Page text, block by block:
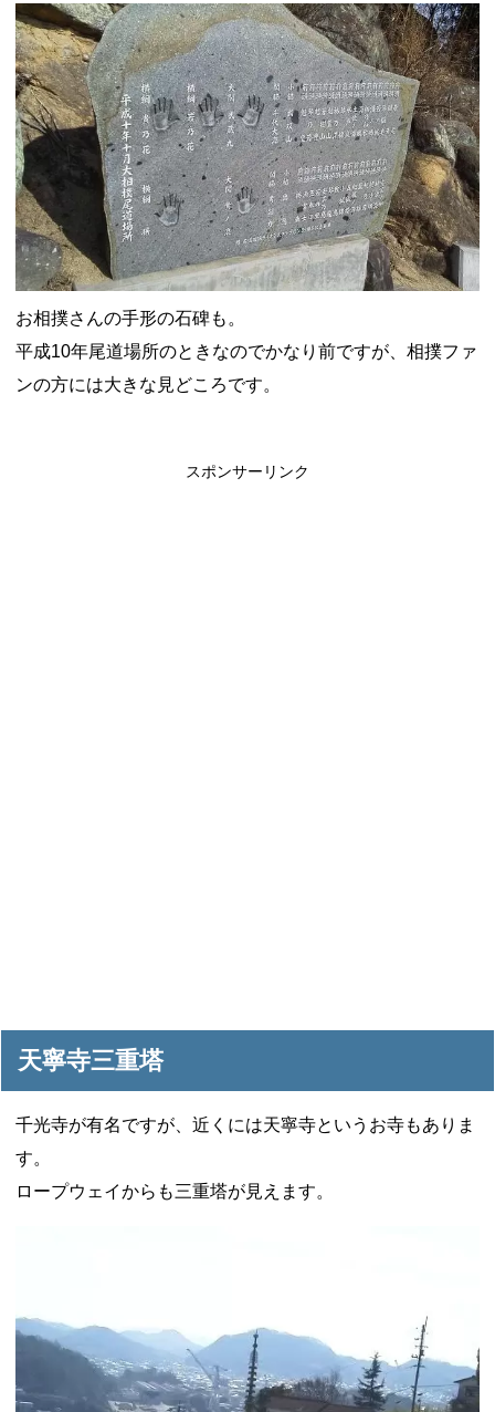
お相撲さんの手形の石碑も。
平成10年尾道場所のときなのでかなり前ですが、相撲ファ
ンの方には大きな見どころです。
スポンサーリンク
天寧寺三重塔
千光寺が有名ですが、近くには天寧寺というお寺もありま
す。
ロープウェイからも三重塔が見えます。